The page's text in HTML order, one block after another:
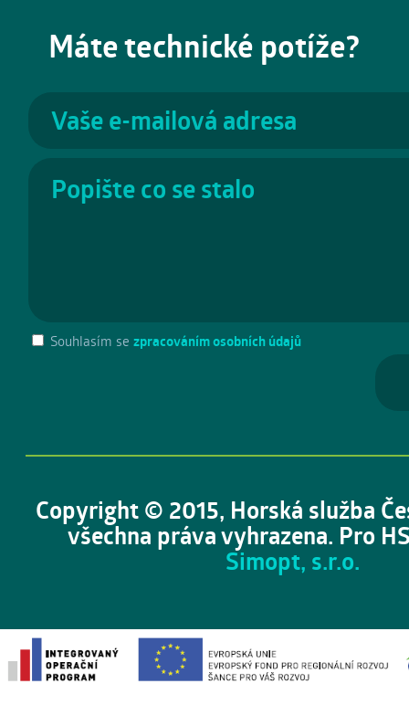
Máte technické potíže?
Souhlasím se zpracováním osobních údajů
Copyright © 2015, Horská služba
všechna práva vyhrazena. Pro
Simopt, s.r.o.